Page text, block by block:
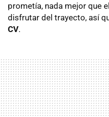
prometía, nada mejor que
disfrutar del trayecto, así
CV.